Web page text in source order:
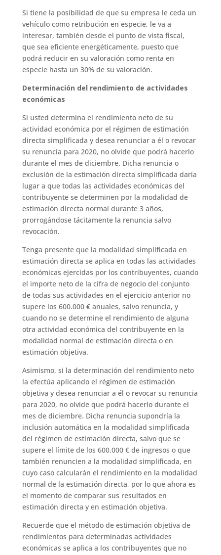
Si tiene la posibilidad de que su empresa le ceda un
vehículo como retribución en especie, le va a
interesar, también desde el punto de vista fiscal,
que sea eficiente energéticamente, puesto que
podrá reducir en su valoración como renta en
especie hasta un 30% de su valoración.
Determinación del rendimiento de actividades
económicas
Si usted determina el rendimiento neto de su
actividad económica por el régimen de estimación
directa simplificada y desea renunciar a él o revocar
su renuncia para 2020, no olvide que podrá hacerlo
durante el mes de diciembre. Dicha renuncia o
exclusión de la estimación directa simplificada daría
lugar a que todas las actividades económicas del
contribuyente se determinen por la modalidad de
estimación directa normal durante 3 años,
prorrogándose tácitamente la renuncia salvo
revocación.
Tenga presente que la modalidad simplificada en
estimación directa se aplica en todas las actividades
económicas ejercidas por los contribuyentes, cuando
el importe neto de la cifra de negocio del conjunto
de todas sus actividades en el ejercicio anterior no
supere los 600.000 € anuales, salvo renuncia, y
cuando no se determine el rendimiento de alguna
otra actividad económica del contribuyente en la
modalidad normal de estimación directa o en
estimación objetiva.
Asimismo, si la determinación del rendimiento neto
la efectúa aplicando el régimen de estimación
objetiva y desea renunciar a él o revocar su renuncia
para 2020, no olvide que podrá hacerlo durante el
mes de diciembre. Dicha renuncia supondría la
inclusión automática en la modalidad simplificada
del régimen de estimación directa, salvo que se
supere el límite de los 600.000 € de ingresos o que
también renuncien a la modalidad simplificada, en
cuyo caso calcularán el rendimiento en la modalidad
normal de la estimación directa, por lo que ahora es
el momento de comparar sus resultados en
estimación directa y en estimación objetiva.
Recuerde que el método de estimación objetiva de
rendimientos para determinadas actividades
económicas se aplica a los contribuyentes que no